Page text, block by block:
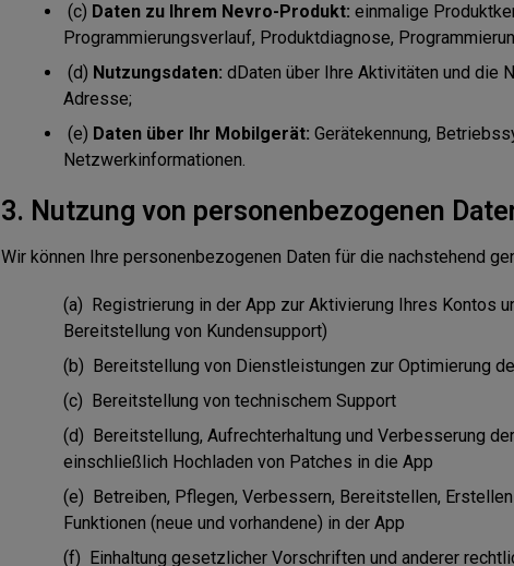
(c) Daten zu Ihrem Nevro-Produkt: einmalige
Programmierungsverlauf, Produktdiagnose,
(d) Nutzungsdaten: dDaten über Ihre Aktivitäten und die
Adresse;
(e) Daten über Ihr Mobilgerät: Gerätekennung,
Netzwerkinformationen.
3. Nutzung von personenbezogenen
Wir können Ihre personenbezogenen Daten für die nachstehend
(a) Registrierung in der App zur Aktivierung Ihres Kontos
Bereitstellung von Kundensupport)
(b) Bereitstellung von Dienstleistungen zur Optimierung
(c) Bereitstellung von technischem Support
(d) Bereitstellung, Aufrechterhaltung und Verbesserung
einschließlich Hochladen von Patches in die App
(e) Betreiben, Pflegen, Verbessern, Bereitstellen,
Funktionen (neue und vorhandene) in der App
(f) Einhaltung gesetzlicher Vorschriften und anderer